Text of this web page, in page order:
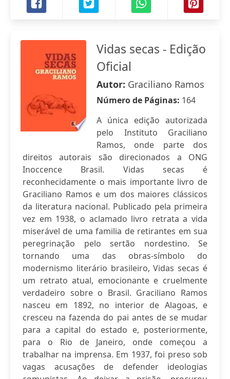
Vidas secas - Edição
Oficial
Autor: Graciliano Ramos
Número de Páginas: 164
A única edição autorizada
pelo Instituto Graciliano
Ramos, onde parte dos
direitos autorais são direcionados a ONG
Inoccence Brasil. Vidas secas é
reconhecidamente o mais importante livro de
Graciliano Ramos e um dos maiores clássicos
da literatura nacional. Publicado pela primeira
vez em 1938, o aclamado livro retrata a vida
miserável de uma familia de retirantes em sua
peregrinação pelo sertão nordestino. Se
tornando uma das obras-símbolo do
modernismo literário brasileiro, Vidas secas é
um retrato atual, emocionante e cruelmente
verdadeiro sobre o Brasil. Graciliano Ramos
nasceu em 1892, no interior de Alagoas, e
cresceu na fazenda do pai antes de se mudar
para a capital do estado e, posteriormente,
para o Rio de Janeiro, onde começou a
trabalhar na imprensa. Em 1937, foi preso sob
vagas acusações de defender ideologias